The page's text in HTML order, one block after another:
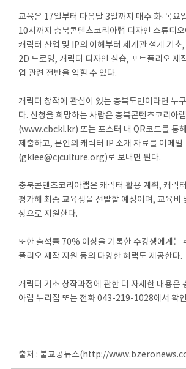
교육은 17일부터 다음달 3일까지 매주 화·목요
10시까지 충북콘텐츠코리아랩 디자인 스튜디
캐릭터 산업 및 IP의 이해부터 세계관 설계 기초
2D 드로잉, 캐릭터 디자인 실습, 포트폴리오 제
업 관련 전반을 익힐 수 있다.
캐릭터 창작에 관심이 있는 충북도민이라면 누
다. 신청을 희망하는 사람은 충북콘텐츠코리아
(www.cbckl.kr) 또는 포스터 내 QR코드를 통
제출하고, 본인의 캐릭터 IP 소개 자료를 이메일
(gklee@cjculture.org)로 보내면 된다.
충북콘텐츠코리아랩은 캐릭터 활용 계획, 캐릭
평가해 최종 교육생을 선발할 예정이며, 교육비
상으로 지원한다.
또한 출석률 70% 이상을 기록한 수강생에게는
폴리오 제작 지원 등의 다양한 혜택도 제공한다.
캐릭터 기초 창작과정에 관한 더 자세한 내용은
아랩 누리집 또는 전화 043-219-1028에서 확
출처 : 불교공뉴스(http://